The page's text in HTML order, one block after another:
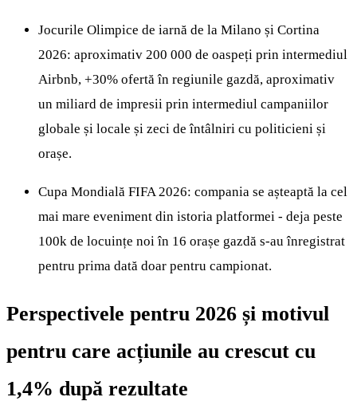
Jocurile Olimpice de iarnă de la Milano și Cortina
2026: aproximativ 200 000 de oaspeți prin intermediul
Airbnb, +30% ofertă în regiunile gazdă, aproximativ
un miliard de impresii prin intermediul campaniilor
globale și locale și zeci de întâlniri cu politicieni și
orașe.
Cupa Mondială FIFA 2026: compania se așteaptă la cel
mai mare eveniment din istoria platformei - deja peste
100k de locuințe noi în 16 orașe gazdă s-au înregistrat
pentru prima dată doar pentru campionat.
Perspectivele pentru 2026 și motivul
pentru care acțiunile au crescut cu
1,4% după rezultate